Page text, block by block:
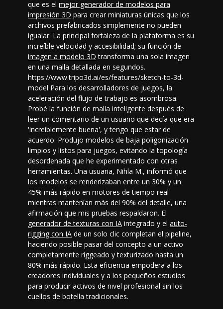
que es el mejor generador de modelos para
impresión 3D para crear miniaturas únicas que los
archivos prefabricados simplemente no pueden
igualar. La principal fortaleza de la plataforma es su
increíble velocidad y accesibilidad; su función de
imagen a modelo 3D transforma una sola imagen
en una malla detallada en segundos.
https://www.tripo3d.ai/es/features/sketch-to-3d-
model Para los desarrolladores de juegos, la
aceleración del flujo de trabajo es asombrosa.
Probé la función de malla inteligente después de
leer un comentario de un usuario que decía que era
'increíblemente buena', y tengo que estar de
acuerdo. Produjo modelos de baja poligonización
limpios y listos para juegos, evitando la topología
desordenada que he experimentado con otras
herramientas. Una usuaria, Nihla M., informó que
los modelos se renderizaban entre un 30% y un
45% más rápido en motores de tiempo real
mientras mantenían más del 90% del detalle, una
afirmación que mis pruebas respaldaron. El
generador de texturas con IA integrado y el auto-
rigging con IA de un solo clic completan el pipeline,
haciendo posible pasar del concepto a un activo
completamente riggeado y texturizado hasta un
80% más rápido. Esta eficiencia empodera a los
creadores individuales y a los pequeños estudios
para producir activos de nivel profesional sin los
cuellos de botella tradicionales.